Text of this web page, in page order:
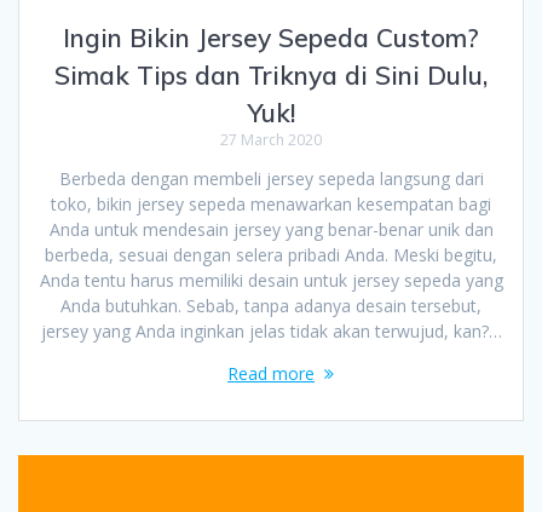
Ingin Bikin Jersey Sepeda Custom?
Simak Tips dan Triknya di Sini Dulu,
Yuk!
27 March 2020
Berbeda dengan membeli jersey sepeda langsung dari
toko, bikin jersey sepeda menawarkan kesempatan bagi
Anda untuk mendesain jersey yang benar-benar unik dan
berbeda, sesuai dengan selera pribadi Anda. Meski begitu,
Anda tentu harus memiliki desain untuk jersey sepeda yang
Anda butuhkan. Sebab, tanpa adanya desain tersebut,
jersey yang Anda inginkan jelas tidak akan terwujud, kan?…
Read more